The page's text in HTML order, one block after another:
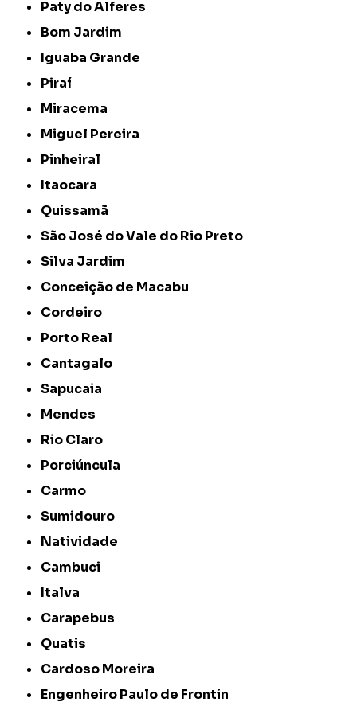
Paty do Alferes
Bom Jardim
Iguaba Grande
Piraí
Miracema
Miguel Pereira
Pinheiral
Itaocara
Quissamã
São José do Vale do Rio Preto
Silva Jardim
Conceição de Macabu
Cordeiro
Porto Real
Cantagalo
Sapucaia
Mendes
Rio Claro
Porciúncula
Carmo
Sumidouro
Natividade
Cambuci
Italva
Carapebus
Quatis
Cardoso Moreira
Engenheiro Paulo de Frontin